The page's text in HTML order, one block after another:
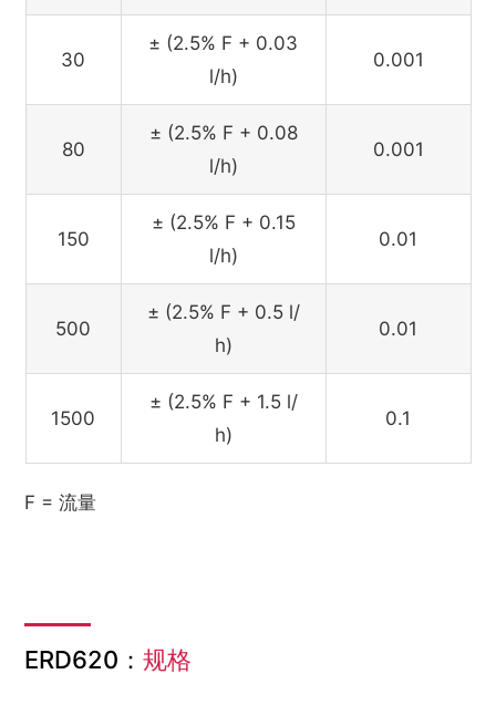
30
± (2.5% F + 0.03
l/h)
0.001
80
± (2.5% F + 0.08
l/h)
0.001
150
± (2.5% F + 0.15
l/h)
0.01
500
± (2.5% F + 0.5 l/
h)
0.01
1500
± (2.5% F + 1.5 l/
h)
0.1
F = 流量
ERD620：规格